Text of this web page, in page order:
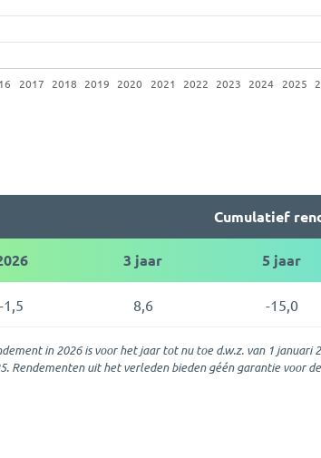
Cumulatief
3 jaar 5 jaar
-1,5 8,6 -15,0
in 2026 is voor het jaar tot nu toe d.w.z. van 1
Rendementen uit het verleden bieden géén garantie voor